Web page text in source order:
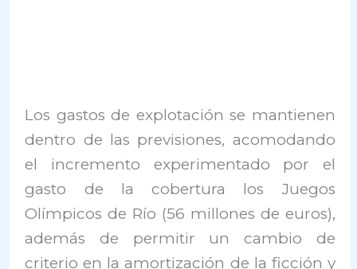
Los gastos de explotación se mantienen
dentro de las previsiones, acomodando
el incremento experimentado por el
gasto de la cobertura los Juegos
Olímpicos de Río (56 millones de euros),
además de permitir un cambio de
criterio en la amortización de la ficción y